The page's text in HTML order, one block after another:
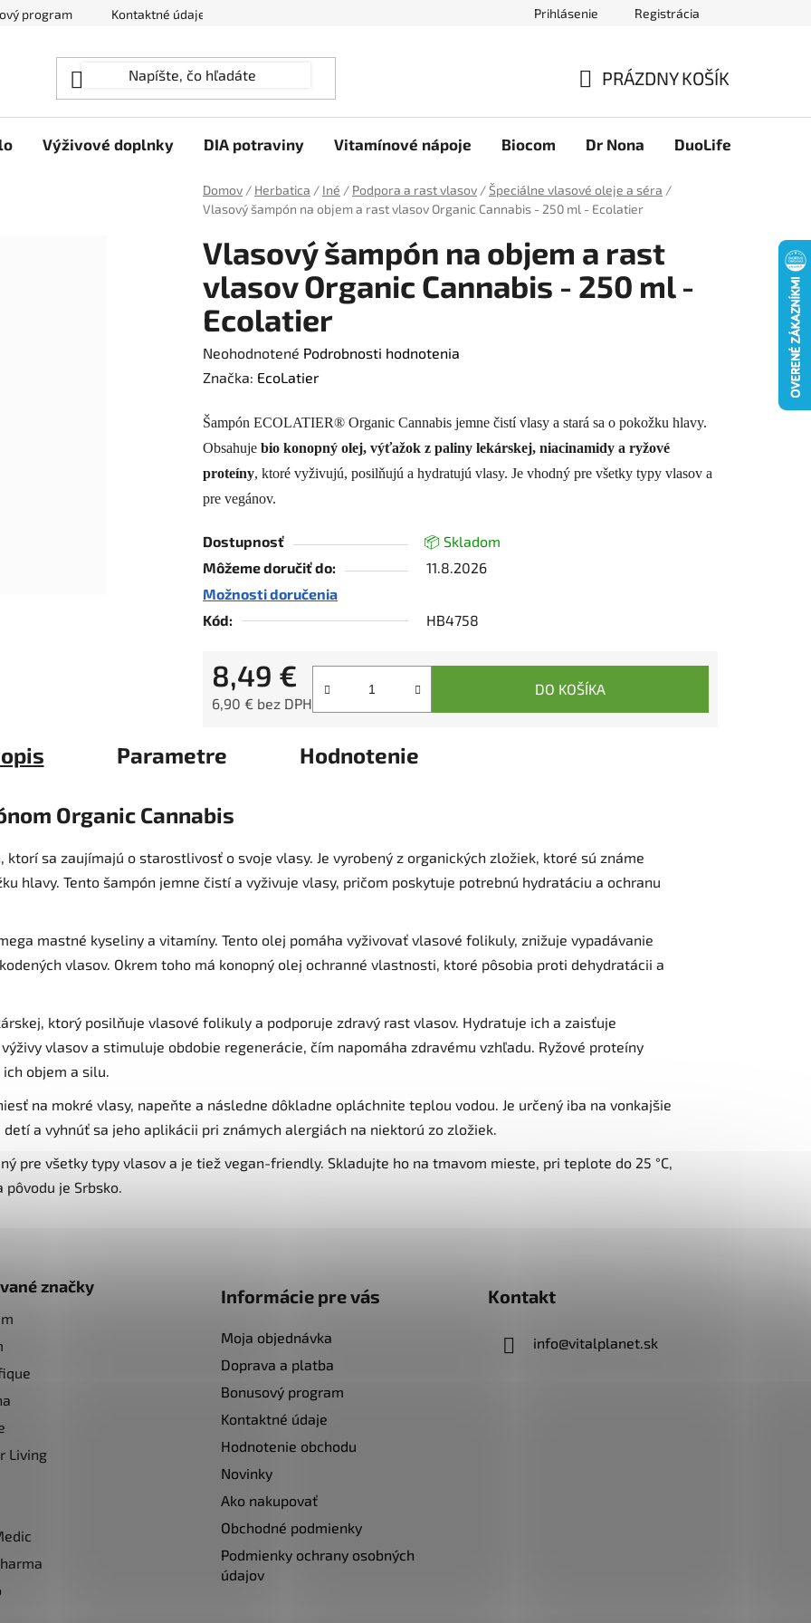
program Kontaktné údaje Ako nakupovať Obchodné podmienky
Prihlásenie Registrácia
KOŠÍK
PRÁZDNY KOŠÍK
Výživové doplnky DIA potraviny Vitamínové nápoje Biocom Dr Nona DuoLife
Domov / Herbatica / Iné / Podpora a rast vlasov /Špeciálne vlasové oleje a séra /
Vlasový šampón na objem a rast vlasov Organic Cannabis - 250 ml - Ecolatier
Vlasový šampón na objem a rast
vlasov Organic Cannabis - 250 ml -
Ecolatier
Priemerné
hodnotenie
je
0,0
z
5
Neohodnotené Podrobnosti hodnotenia
Značka: EcoLatier
Šampón ECOLATIER® Organic Cannabis jemne čistí vlasy a stará sa o pokožku hlavy.
Obsahuje bio konopný olej, výťažok z paliny lekárskej, niacinamidy a ryžové
proteíny, ktoré vyživujú, posilňujú a hydratujú vlasy. Je vhodný pre všetky typy vlasov a
pre vegánov.
Dostupnosť
📦 Skladom
Môžeme doručiť do:
11.8.2026
Možnosti doručenia
Kód:
HB4758
8,49 €
6,90 € bez DPH
DO KOŠÍKA
Parametre Hodnotenie
Organic Cannabis
ktorí sa zaujímajú o starostlivosť o svoje vlasy. Je vyrobený z organických zložiek, ktoré sú známe
hlavy. Tento šampón jemne čistí a vyživuje vlasy, pričom poskytuje potrebnú hydratáciu a ochranu
mastné kyseliny a vitamíny. Tento olej pomáha vyživovať vlasové folikuly, znižuje vypadávanie
vlasov. Okrem toho má konopný olej ochranné vlastnosti, ktoré pôsobia proti dehydratácii a
ktorý posilňuje vlasové folikuly a podporuje zdravý rast vlasov. Hydratuje ich a zaisťuje
vlasov a stimuluje obdobie regenerácie, čím napomáha zdravému vzhľadu. Ryžové proteíny
objem a silu.
na mokré vlasy, napeňte a následne dôkladne opláchnite teplou vodou. Je určený iba na vonkajšie
a vyhnúť sa jeho aplikácii pri známych alergiách na niektorú zo zložiek.
pre všetky typy vlasov a je tiež vegan-friendly. Skladujte ho na tmavom mieste, pri teplote do 25 °C,
je Srbsko.
značky
Living
Informácie pre vás
Moja objednávka
Doprava a platba
Bonusový program
Kontaktné údaje
Hodnotenie obchodu
Novinky
Ako nakupovať
Obchodné podmienky
Podmienky ochrany osobných
údajov
Kontakt
info@vitalplanet.sk